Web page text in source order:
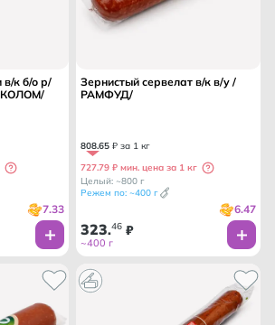
к б/о р/
/КОЛОМ/
7.33
Зернистый сервелат в/к в/у /
РАМФУД/
808.65 ₽ за 1 кг
727.79 ₽ мин. цена за 1 кг
Целый: ~800 г
Режем по: ~400 г
6.47
323.46 ₽
~400 г